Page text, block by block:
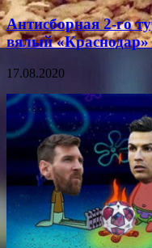
Антисборная 2-го
вялый «Краснодар»
17.08.2020